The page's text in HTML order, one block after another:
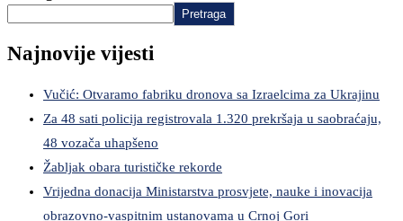
Pretraga
Najnovije vijesti
Vučić: Otvaramo fabriku dronova sa Izraelcima za Ukrajinu
Za 48 sati policija registrovala 1.320 prekršaja u saobraćaju,
48 vozača uhapšeno
Žabljak obara turističke rekorde
Vrijedna donacija Ministarstva prosvjete, nauke i inovacija
obrazovno-vaspitnim ustanovama u Crnoj Gori